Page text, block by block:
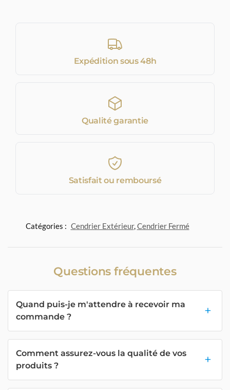
Expédition sous 48h
Qualité garantie
Satisfait ou remboursé
Catégories : Cendrier Extérieur,Cendrier Fermé
Questions fréquentes
Quand puis-je m'attendre à recevoir ma
commande ?
Comment assurez-vous la qualité de vos
produits ?